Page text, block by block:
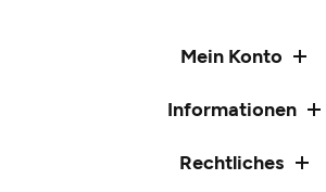
Mein Konto
Informationen
Rechtliches